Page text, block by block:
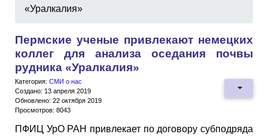
«Уралкалия»
Пермские ученые привлекают немецких
коллег для анализа оседания почвы
рудника «Уралкалия»
Категория: СМИ о нас
Создано: 13 апреля 2019
Обновлено: 22 октября 2019
Просмотров: 8043
ПФИЦ УрО РАН привлекает по договору субподряда